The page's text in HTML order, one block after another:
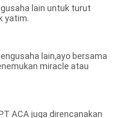
lain untuk turut
yatim.
lain,ayo bersama
miracle atau
ACA juga direncanakan